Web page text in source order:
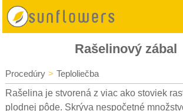
Rašelinový zábal
Procedúry > Teploliečba
Rašelina je stvorená z viac ako stoviek
plodnej pôde. Skrýva nespočetné